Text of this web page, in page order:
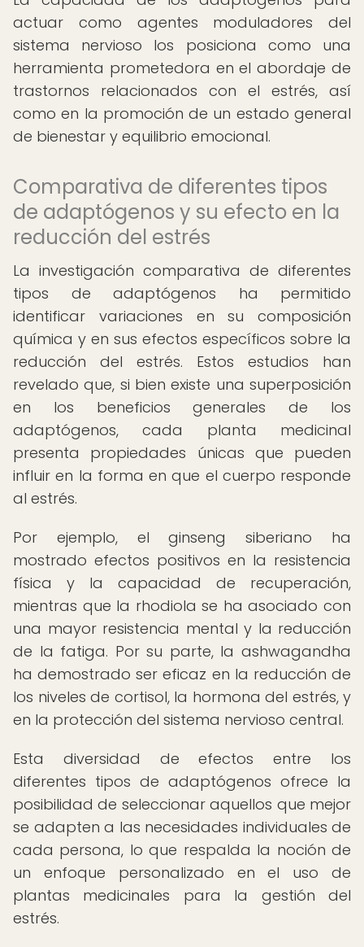
actuar como agentes moduladores del
sistema nervioso los posiciona como una
herramienta prometedora en el abordaje de
trastornos relacionados con el estrés, así
como en la promoción de un estado general
de bienestar y equilibrio emocional.
Comparativa de diferentes tipos
de adaptógenos y su efecto en la
reducción del estrés
La investigación comparativa de diferentes
tipos de adaptógenos ha permitido
identificar variaciones en su composición
química y en sus efectos específicos sobre la
reducción del estrés. Estos estudios han
revelado que, si bien existe una superposición
en los beneficios generales de los
adaptógenos, cada planta medicinal
presenta propiedades únicas que pueden
influir en la forma en que el cuerpo responde
al estrés.
Por ejemplo, el ginseng siberiano ha
mostrado efectos positivos en la resistencia
física y la capacidad de recuperación,
mientras que la rhodiola se ha asociado con
una mayor resistencia mental y la reducción
de la fatiga. Por su parte, la ashwagandha
ha demostrado ser eficaz en la reducción de
los niveles de cortisol, la hormona del estrés, y
en la protección del sistema nervioso central.
Esta diversidad de efectos entre los
diferentes tipos de adaptógenos ofrece la
posibilidad de seleccionar aquellos que mejor
se adapten a las necesidades individuales de
cada persona, lo que respalda la noción de
un enfoque personalizado en el uso de
plantas medicinales para la gestión del
estrés.